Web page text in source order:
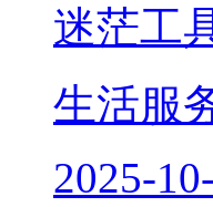
迷茫工
生活服
2025-